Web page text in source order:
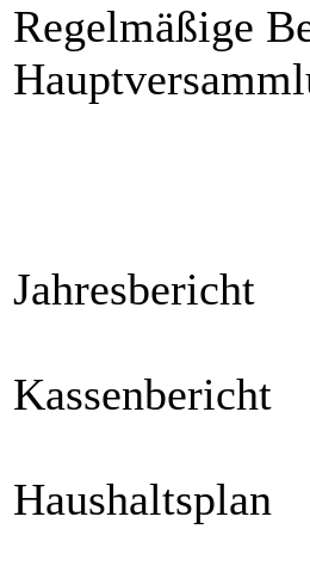
Regelmäßige
Jahresbericht
Kassenbericht
Haushaltsplan